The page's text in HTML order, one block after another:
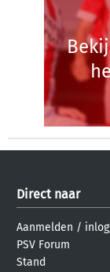
Direct naar
Aanmelden /
PSV Forum
Stand